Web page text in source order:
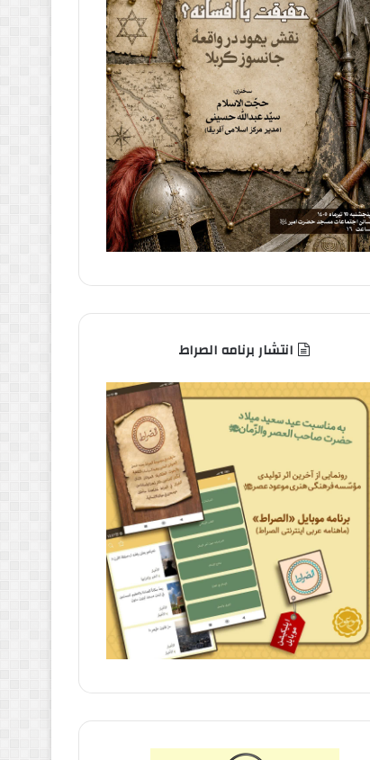
انتشار برنامه الصراط